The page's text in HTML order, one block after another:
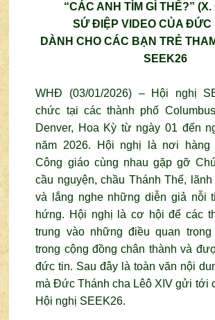
“CÁC ANH TÌM GÌ THẾ?” (X.
SỨ ĐIỆP VIDEO CỦA ĐỨC
DÀNH CHO CÁC BẠN TRẺ
SEEK26
WHĐ (03/01/2026) – Hội nghị
chức tại các thành phố
Denver, Hoa Kỳ từ ngày 01 đến
năm 2026. Hội nghị là nơi
Công giáo cùng nhau gặp gỡ
cầu nguyện, chầu Thánh Thể,
và lắng nghe những diễn giả nỗi
hứng. Hội nghị là cơ hội để các
trung vào những điều quan trọng
trong cộng đồng chân thành và
đức tin. Sau đây là toàn văn nội
mà Đức Thánh cha Lêô XIV gửi tới
Hội nghị SEEK26.